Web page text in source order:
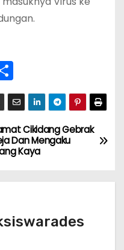
S
h
ar
eCikidang Gebrak
Dan Mengaku
Kaya